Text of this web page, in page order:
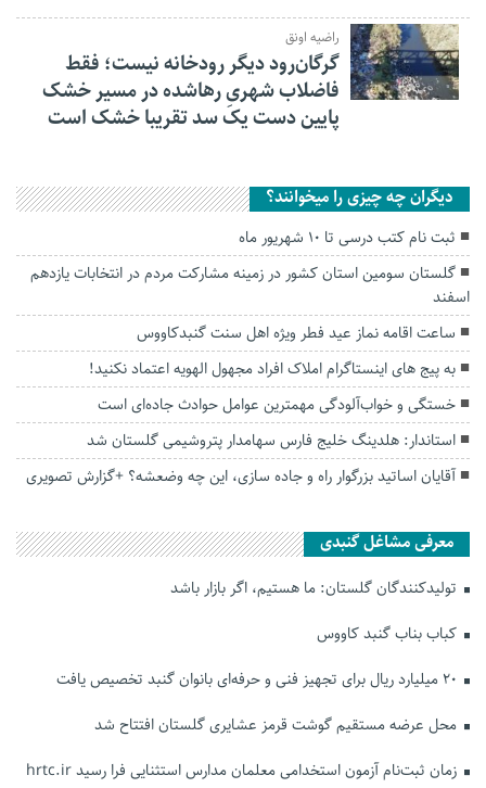
راضیه اونق
گرگان‌رود دیگر رودخانه نیست؛ فقط
فاضلاب شهریِ رهاشده در مسیر خشک
پایین دست یک سد تقریبا خشک است
دیگران چه چیزی را میخوانند؟
ثبت نام کتب درسی تا ۱۰ شهریور ماه
گلستان سومین استان کشور در زمینه مشارکت مردم در انتخابات یازدهم
اسفند
ساعت اقامه‌ نماز‌ عید فطر ویژه اهل سنت گنبدکاووس
به پیج های اینستاگرام املاک افراد مجهول الهویه اعتماد نکنید!
خستگی و خواب‌آلودگی مهمترین عوامل حوادث جاده‌ای است
استاندار: هلدینگ خلیج فارس سهامدار پتروشیمی گلستان شد
آقایان اساتید بزرگوار راه و جاده سازی، این چه وضعشه؟ +گزارش تصویری
معرفی مشاغل گنبدی
تولیدکنندگان گلستان: ما هستیم، اگر بازار باشد
کباب بناب گنبد کاووس
محل عرضه مستقیم گوشت قرمز عشایری گلستان افتتاح شد
زمان ثبت‌نام آزمون استخدامی معلمان مدارس استثنایی فرا رسید hrtc.ir